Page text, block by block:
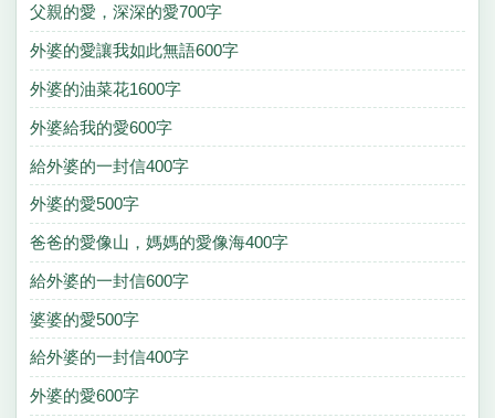
父親的愛，深深的愛700字
外婆的愛讓我如此無語600字
外婆的油菜花1600字
外婆給我的愛600字
給外婆的一封信400字
外婆的愛500字
爸爸的愛像山，媽媽的愛像海400字
給外婆的一封信600字
婆婆的愛500字
給外婆的一封信400字
外婆的愛600字